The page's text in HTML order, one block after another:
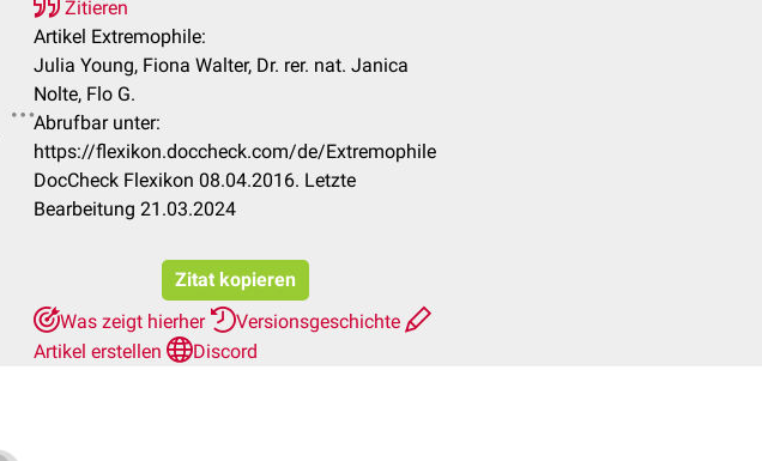
Zitieren
Artikel Extremophile:
Julia Young, Fiona Walter, Dr. rer. nat. Janica
Nolte, Flo G.
Abrufbar unter:
https://flexikon.doccheck.com/de/Extremophile
DocCheck Flexikon 08.04.2016. Letzte
Bearbeitung 21.03.2024
Zitat kopieren
Was zeigt hierher
Versionsgeschichte
Artikel erstellen
Discord